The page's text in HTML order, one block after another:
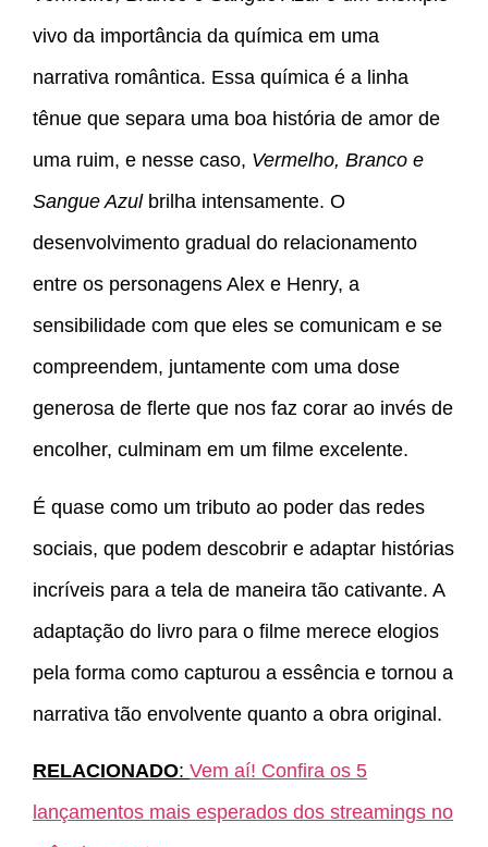
vivo da importância da química em uma
narrativa romântica. Essa química é a linha
tênue que separa uma boa história de amor de
uma ruim, e nesse caso, Vermelho, Branco e
Sangue Azulbrilha intensamente. O
desenvolvimento gradual do relacionamento
entre os personagens Alex e Henry, a
sensibilidade com que eles se comunicam e se
compreendem, juntamente com uma dose
generosa de flerte que nos faz corar ao invés de
encolher, culminam em um filme excelente.
É quase como um tributo ao poder das redes
sociais, que podem descobrir e adaptar histórias
incríveis para a tela de maneira tão cativante. A
adaptação do livro para o filme merece elogios
pela forma como capturou a essência e tornou a
narrativa tão envolvente quanto a obra original.
RELACIONADO: Vem aí! Confira os 5
lançamentos mais esperados dos streamings no